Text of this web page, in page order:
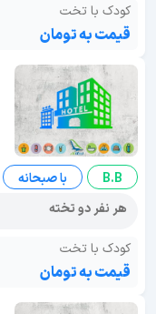
کودک با تخت
قیمت به تومان
B.B
با صبحانه
هر نفر دو تخته
کودک با تخت
قیمت به تومان